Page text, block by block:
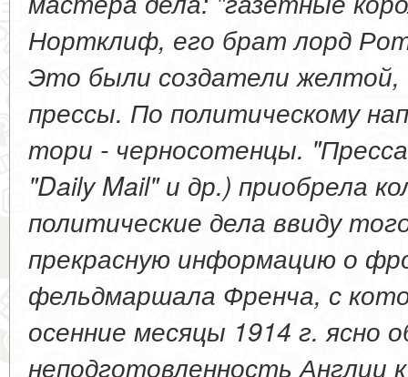
Нортклиф, его брат лорд
Это были создатели желтой,
прессы. По политическому
тори - черносотенцы.
"Daily Mail" и др.) приобрела
политические дела ввиду
прекрасную информацию о
фельдмаршала Френча, с
осенние месяцы 1914 г. ясно
неподготовленность Англии